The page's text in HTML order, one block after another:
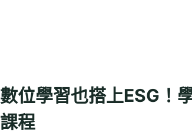
數位學習也搭上ESG！
課程